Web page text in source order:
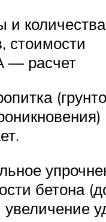
и количества
стоимости
— расчет
бетона
увеличение